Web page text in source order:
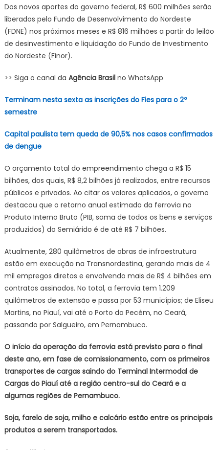
Dos novos aportes do governo federal, R$ 600 milhões serão
liberados pelo Fundo de Desenvolvimento do Nordeste
(FDNE) nos próximos meses e R$ 816 milhões a partir do leilão
de desinvestimento e liquidação do Fundo de Investimento
do Nordeste (Finor).
>> Siga o canal da Agência Brasil no WhatsApp
Terminam nesta sexta as inscrições do Fies para o 2º
semestre
Capital paulista tem queda de 90,5% nos casos confirmados
de dengue
O orçamento total do empreendimento chega a R$ 15
bilhões, dos quais, R$ 8,2 bilhões já realizados, entre recursos
públicos e privados. Ao citar os valores aplicados, o governo
destacou que o retorno anual estimado da ferrovia no
Produto Interno Bruto (PIB, soma de todos os bens e serviços
produzidos) do Semiárido é de até R$ 7 bilhões.
Atualmente, 280 quilômetros de obras de infraestrutura
estão em execução na Transnordestina, gerando mais de 4
mil empregos diretos e envolvendo mais de R$ 4 bilhões em
contratos assinados. No total, a ferrovia tem 1.209
quilômetros de extensão e passa por 53 municípios; de Eliseu
Martins, no Piauí, vai até o Porto do Pecém, no Ceará,
passando por Salgueiro, em Pernambuco.
O início da operação da ferrovia está previsto para o final
deste ano, em fase de comissionamento, com os primeiros
transportes de cargas saindo do Terminal Intermodal de
Cargas do Piauí até a região centro-sul do Ceará e a
algumas regiões de Pernambuco.
Soja, farelo de soja, milho e calcário estão entre os principais
produtos a serem transportados.